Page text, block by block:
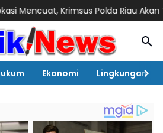
Polda Riau Akan Tinjauan Lokasi
Ekonomi Lingkungan